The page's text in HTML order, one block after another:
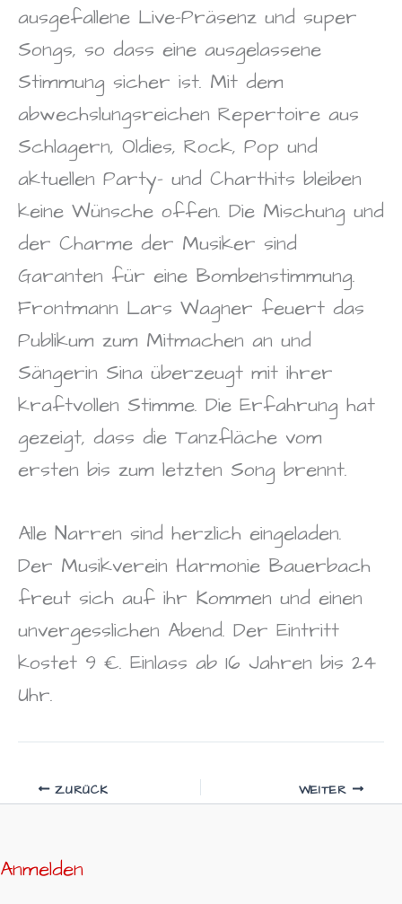
ausgefallene Live-Präsenz und super
Songs, so dass eine ausgelassene
Stimmung sicher ist. Mit dem
abwechslungsreichen Repertoire aus
Schlagern, Oldies, Rock, Pop und
aktuellen Party- und Charthits bleiben
keine Wünsche offen. Die Mischung und
der Charme der Musiker sind
Garanten für eine Bombenstimmung.
Frontmann Lars Wagner feuert das
Publikum zum Mitmachen an und
Sängerin Sina überzeugt mit ihrer
kraftvollen Stimme. Die Erfahrung hat
gezeigt, dass die Tanzfläche vom
ersten bis zum letzten Song brennt.
Alle Narren sind herzlich eingeladen.
Der Musikverein Harmonie Bauerbach
freut sich auf ihr Kommen und einen
unvergesslichen Abend. Der Eintritt
kostet 9 €. Einlass ab 16 Jahren bis 24
Uhr.
ZURÜCK WEITER
Anmelden